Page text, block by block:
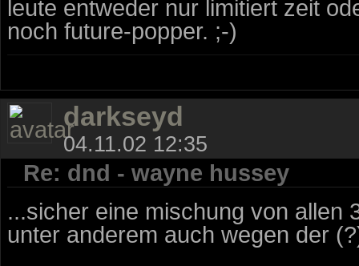
leute entweder nur limitiert zeit
noch future-popper. ;-)
darkseyd
04.11.02 12:35
Re: dnd - wayne hussey
...sicher eine mischung von allen
unter anderem auch wegen der